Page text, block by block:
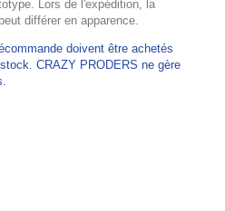
Lors de l'expédition, la
différer en apparence.
doivent être achetés
CRAZY PRODERS ne gère